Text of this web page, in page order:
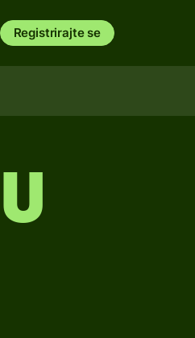
Registrirajte se